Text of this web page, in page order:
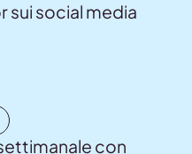
sui social media
con